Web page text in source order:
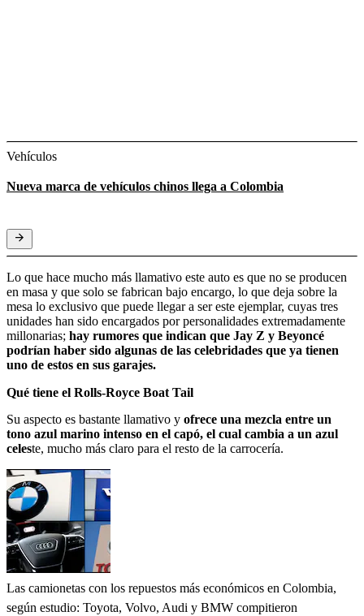
Vehículos
Nueva marca de vehículos chinos llega a Colombia
Lo que hace mucho más llamativo este auto es que no se producen
en masa y que solo se fabrican bajo encargo, lo que deja sobre la
mesa lo exclusivo que puede llegar a ser este ejemplar, cuyas tres
unidades han sido encargados por personalidades extremadamente
millonarias; hay rumores que indican que Jay Z y Beyoncé
podrían haber sido algunas de las celebridades que ya tienen
uno de estos en sus garajes.
Qué tiene el Rolls-Royce Boat Tail
Su aspecto es bastante llamativo y ofrece una mezcla entre un
tono azul marino intenso en el capó, el cual cambia a un azul
celeste, mucho más claro para el resto de la carrocería.
Las camionetas con los repuestos más económicos en Colombia,
según estudio: Toyota, Volvo, Audi y BMW compitieron